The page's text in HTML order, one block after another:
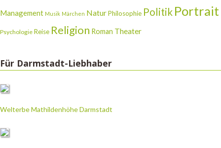
Management Musik Märchen NaturPhilosophie Politik Portrait
Psychologie Reise Religion Roman Theater
Für Darmstadt-Liebhaber
Welterbe Mathildenhöhe Darmstadt